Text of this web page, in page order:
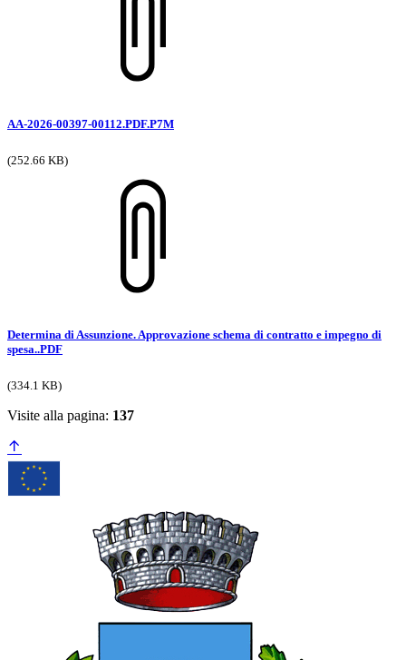
AA-2026-00397-00112.PDF.P7M
(252.66 KB)
Determina di Assunzione. Approvazione schema di contratto e impegno di
spesa..PDF
(334.1 KB)
Visite alla pagina: 137